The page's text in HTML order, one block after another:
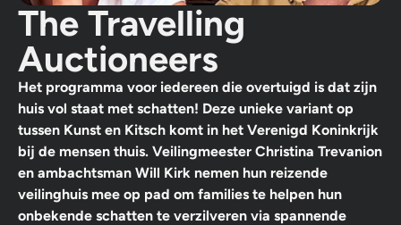
The Travelling
Auctioneers
Het programma voor iedereen die overtuigd is dat zijn
huis vol staat met schatten! Deze unieke variant op
tussen Kunst en Kitsch komt in het Verenigd Koninkrijk
bij de mensen thuis. Veilingmeester Christina Trevanion
en ambachtsman Will Kirk nemen hun reizende
veilinghuis mee op pad om families te helpen hun
onbekende schatten te verzilveren via spannende